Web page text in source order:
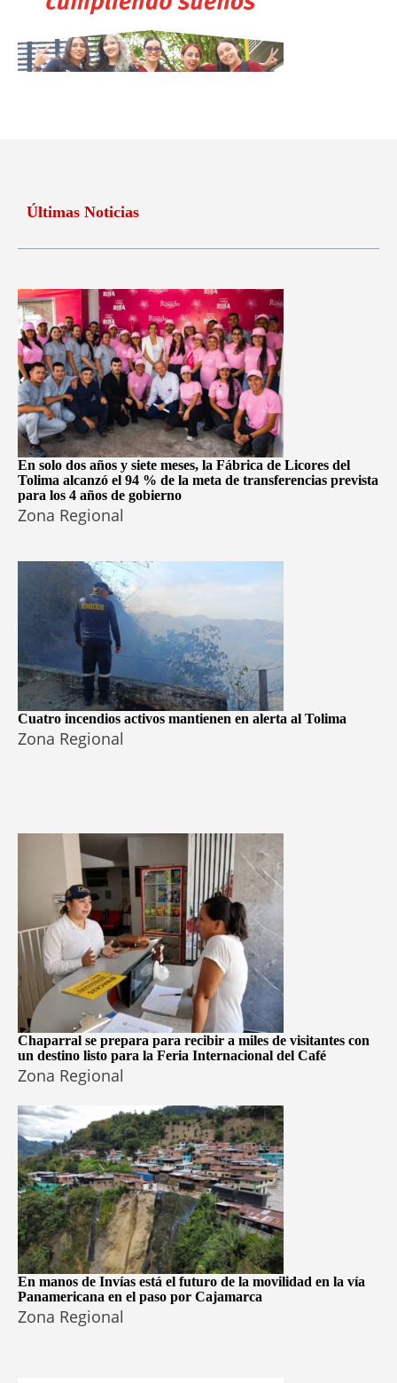
Últimas Noticias
En solo dos años y siete meses, la Fábrica de Licores del
Tolima alcanzó el 94 % de la meta de transferencias prevista
para los 4 años de gobierno
Zona Regional
Cuatro incendios activos mantienen en alerta al Tolima
Zona Regional
Chaparral se prepara para recibir a miles de visitantes con
un destino listo para la Feria Internacional del Café
Zona Regional
En manos de Invías está el futuro de la movilidad en la vía
Panamericana en el paso por Cajamarca
Zona Regional